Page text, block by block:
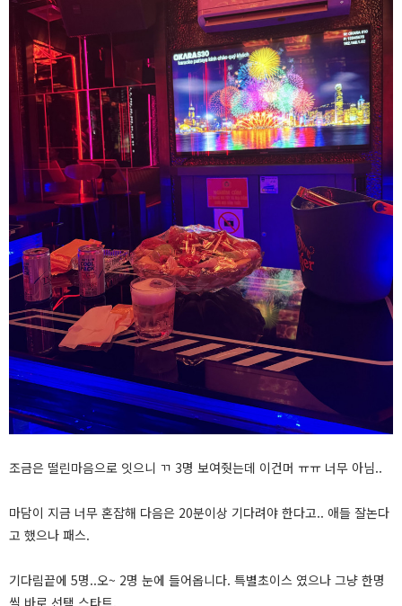
조금은 떨린마음으로 잇으니 ㄲ 3명 보여줫는데 이건머 ㅠㅠ 너무 아님..
마담이 지금 너무 혼잡해 다음은 20분이상 기다려야 한다고.. 애들 잘논다
고 했으나 패스.
기다림끝에 5명..오~ 2명 눈에 들어옵니다. 특별초이스 였으나 그냥 한명